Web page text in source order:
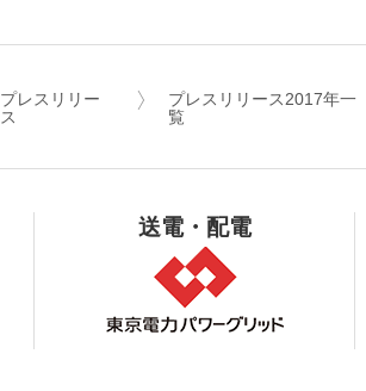
プレスリリー
ス
プレスリリース2017年一
覧
送電・配電